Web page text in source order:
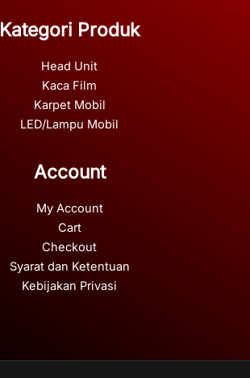
Kategori Produk
Head Unit
Kaca Film
Karpet Mobil
LED/Lampu Mobil
Account
My Account
Cart
Checkout
Syarat dan Ketentuan
Kebijakan Privasi